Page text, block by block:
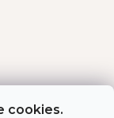
cookies.